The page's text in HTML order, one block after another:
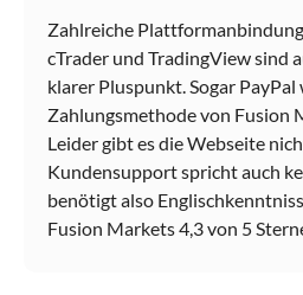
Zahlreiche
cTrader und TradingView sind
klarer Pluspunkt. Sogar PayPal
Zahlungsmethode von Fusion
Leider gibt es die Webseite
Kundensupport spricht auch
benötigt also
Fusion Markets 4,3 von 5